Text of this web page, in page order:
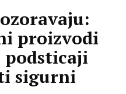
proizvodi
podsticaji
sigurni